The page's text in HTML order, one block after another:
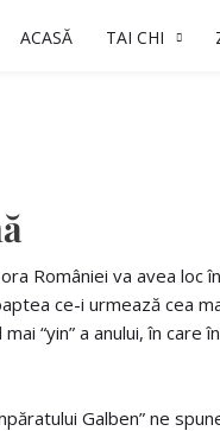
ACASĂ TAI CHI
României va avea loc
ce-i urmează cea
“yin” a anului, în
Galben” ne